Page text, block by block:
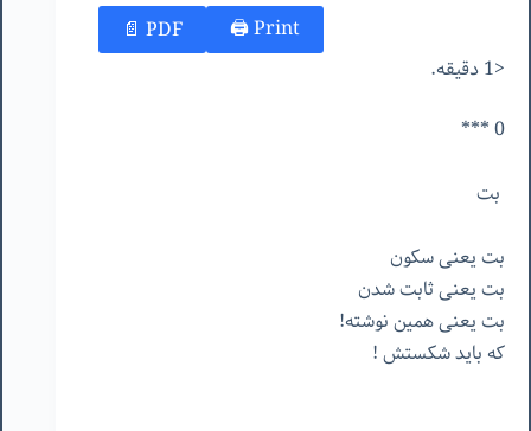
Print 🖨
PDF 📄
<1 دقیقه.
0 ***
بت
بت يعنى سكون
بت يعنى ثابت شدن
بت يعنى همين نوشته!
كه بايد شكستش !